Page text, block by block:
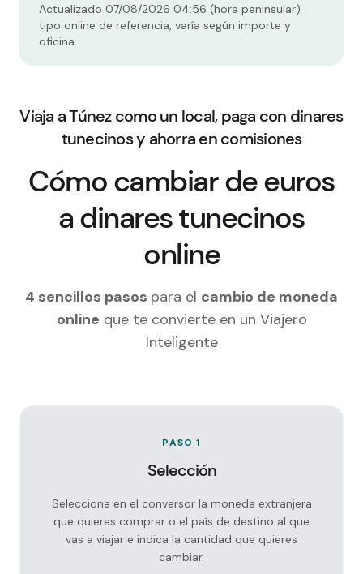
Actualizado 07/08/2026 04:56 (hora peninsular) ·
tipo online de referencia, varía según importe y
oficina.
Viaja a Túnez como un local, paga con dinares
tunecinos y ahorra en comisiones
Cómo cambiar de euros
a dinares tunecinos
online
4 sencillos pasos para el cambio de moneda
online que te convierte en un Viajero
Inteligente
PASO 1
Selección
Selecciona en el conversor la moneda extranjera
que quieres comprar o el país de destino al que
vas a viajar e indica la cantidad que quieres
cambiar.